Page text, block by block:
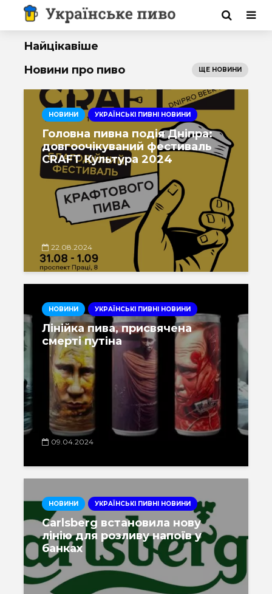
Найцікавіше
Новини про пиво
ЩЕ НОВИНИ
НОВИНИ УКРАЇНСЬКІ ПИВНІ НОВИНИ
Головна пивна подія Дніпра:
довгоочікуваний фестиваль
CRAFT Культура 2024
22.08.2024
НОВИНИ УКРАЇНСЬКІ ПИВНІ НОВИНИ
Лінійка пива, присвячена
смерті путіна
09.04.2024
НОВИНИ УКРАЇНСЬКІ ПИВНІ НОВИНИ
Carlsberg встановила нову
лінію для розливу напоїв у
банках